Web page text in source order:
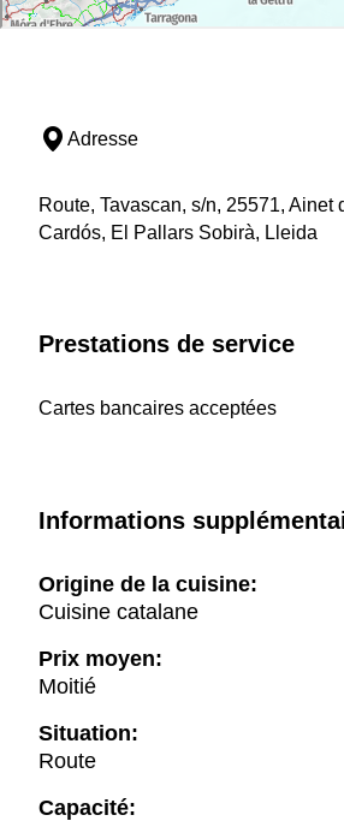
Adresse
Route, Tavascan, s/n, 25571, Ainet
Cardós, El Pallars Sobirà, Lleida
Prestations de service
Cartes bancaires acceptées
Informations
Origine de la cuisine:
Cuisine catalane
Prix moyen:
Moitié
Situation:
Route
Capacité: